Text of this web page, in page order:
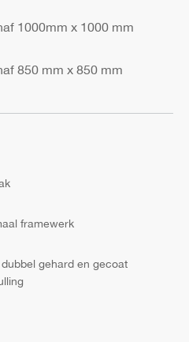
1000mm x 1000 mm
850 mm x 850 mm
framewerk
gehard en gecoat